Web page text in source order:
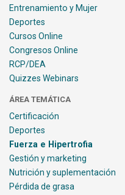
Entrenamiento y Mujer
Deportes
Cursos Online
Congresos Online
RCP/DEA
Quizzes Webinars
ÁREA TEMÁTICA
Certificación
Deportes
Fuerza e Hipertrofia
Gestión y marketing
Nutrición y suplementación
Pérdida de grasa